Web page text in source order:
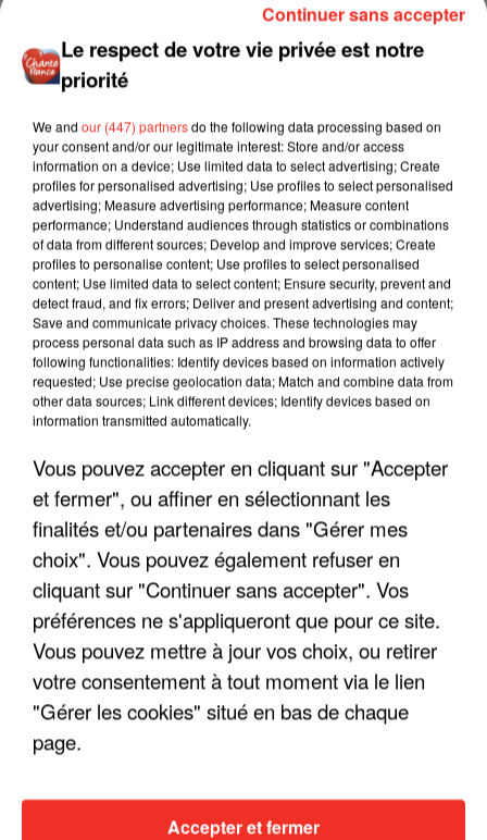
LES INTERVIEWS CHANTE
FRANCE
Voir plus
"JE SUIS À DISPOSITION DES
ENFOIRÉS"
Le respect de votre vie privée est notre
priorité
We and our (447) partnersdo the following data processing based on
your consent and/or our legitimate interest: Store and/or access
information on a device; Use limited data to select advertising; Create
profiles for personalised advertising; Use profiles to select personalised
advertising; Measure advertising performance; Measure content
performance; Understand audiences through statistics or combinations
of data from different sources; Develop and improve services; Create
profiles to personalise content; Use profiles to select personalised
content; Use limited data to select content; Ensure security, prevent and
detect fraud, and fix errors; Deliver and present advertising and content;
Save and communicate privacy choices. These technologies may
process personal data such as IP address and browsing data to offer
following functionalities: Identify devices based on information actively
requested; Use precise geolocation data; Match and combine data from
other data sources; Link different devices; Identify devices based on
information transmitted automatically.
Vous pouvez accepter en cliquant sur "Accepter
et fermer", ou affiner en sélectionnant les
finalités et/ou partenaires dans "Gérer mes
choix". Vous pouvez également refuser en
cliquant sur "Continuer sans accepter". Vos
préférences ne s'appliqueront que pour ce site.
Vous pouvez mettre à jour vos choix, ou retirer
votre consentement à tout moment via le lien
"Gérer les cookies" situé en bas de chaque
page.
Accepter et fermer
Continuer sans accepter